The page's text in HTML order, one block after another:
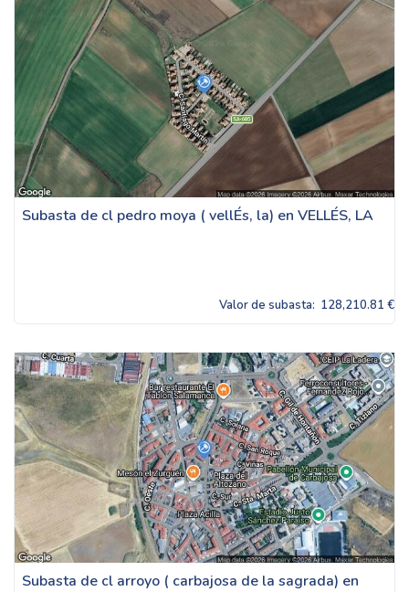
Subasta de cl pedro moya ( vellÉs, la) en VELLÉS, LA
Valor de subasta: 128,210.81 €
Subasta de cl arroyo ( carbajosa de la sagrada) en